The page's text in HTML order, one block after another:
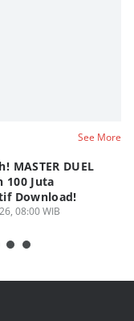
See More
MASTER DUEL
100 Juta
Download!
08:00 WIB